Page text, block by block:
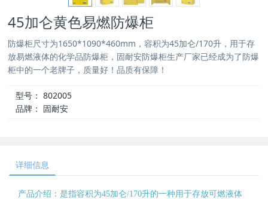
45加仑黄色易燃防爆柜
防爆柜尺寸为1650*1090*460mm，容积为45加仑/170升，用于存
放易燃液体的化学品防爆柜，固耐安防爆柜生产厂家已经成为了防爆
柜中的一个老牌子，质量好！品质有保障！
型号： 802005
品牌： 固耐安
详细信息
产品介绍：是指容积为45加仑/170升的一种用于存放可燃液体